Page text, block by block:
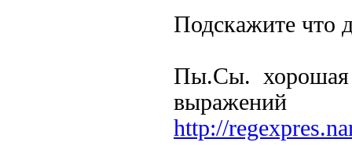
Подскажите что
Пы.Сы. хорошая
выражений
http://